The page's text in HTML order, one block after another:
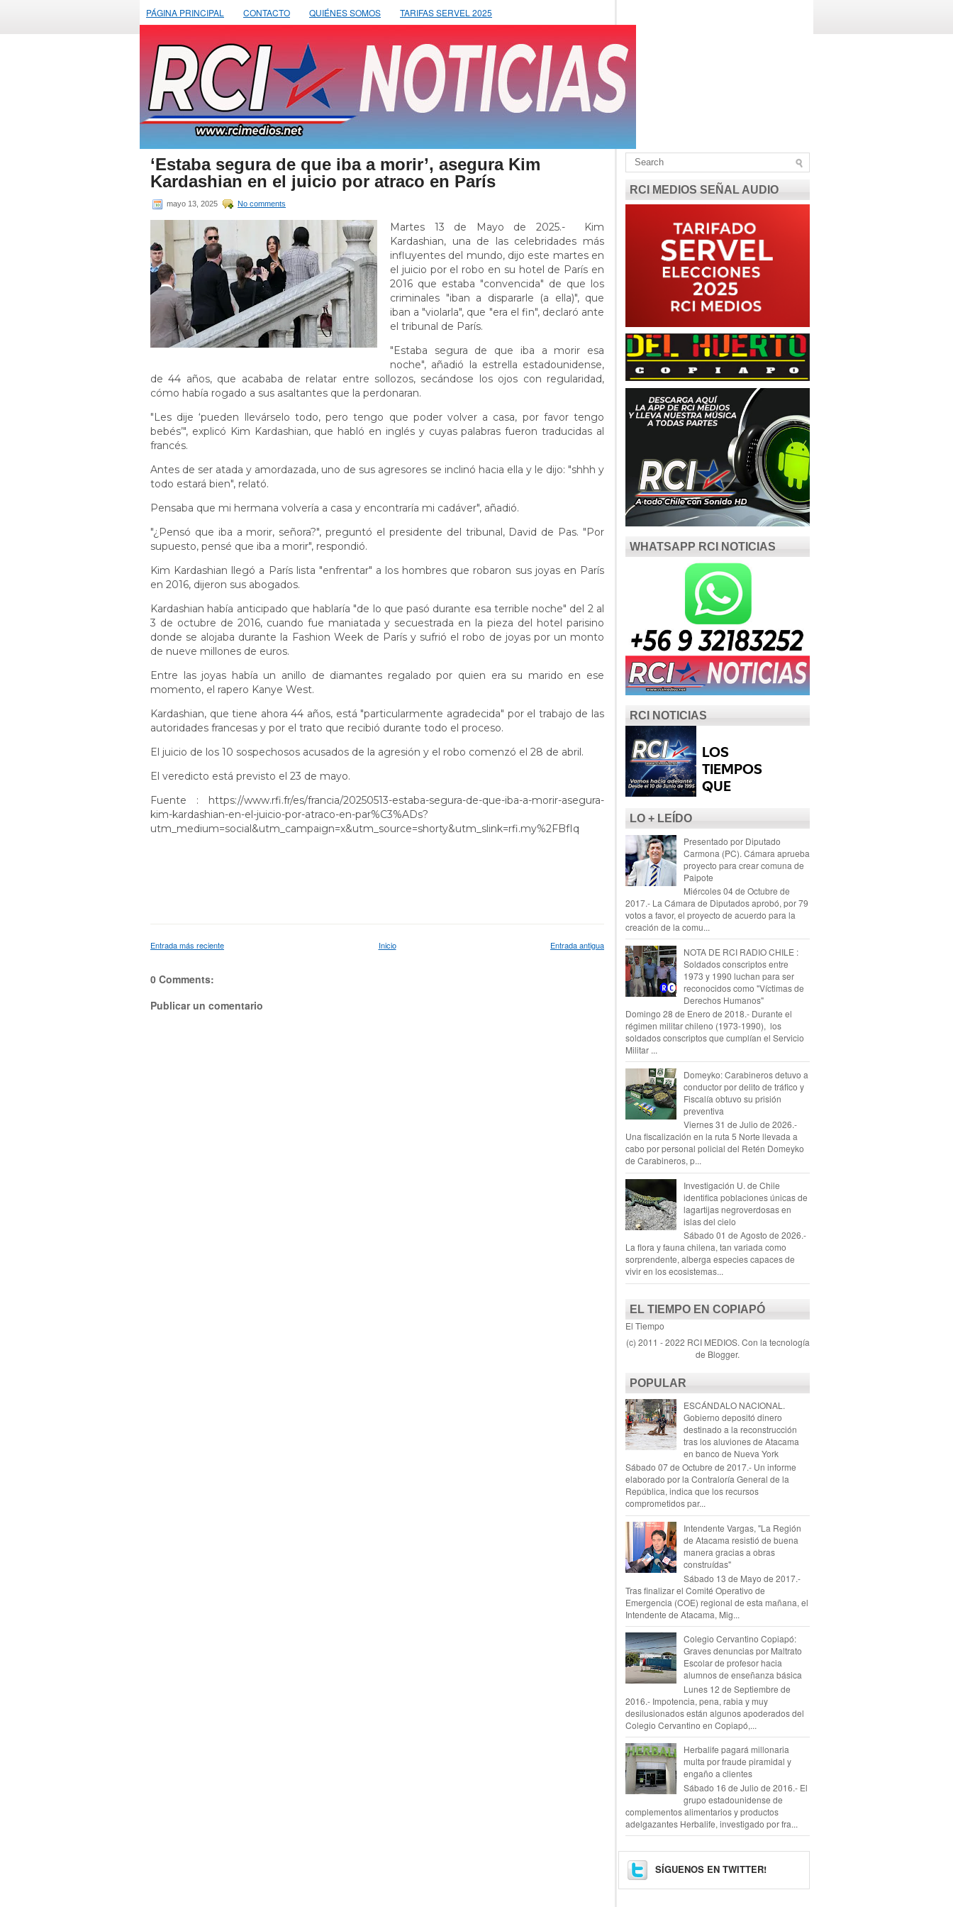
PÁGINA PRINCIPAL CONTACTO QUIÉNES SOMOS TARIFAS SERVEL 2025
‘Estaba segura de que iba a morir’, asegura Kim
Kardashian en el juicio por atraco en París
mayo 13, 2025 No comments
Martes 13 de Mayo de 2025.- Kim
Kardashian, una de las celebridades más
influyentes del mundo, dijo este martes en
el juicio por el robo en su hotel de París en
2016 que estaba "convencida" de que los
criminales "iban a dispararle (a ella)", que
iban a "violarla", que "era el fin", declaró ante
el tribunal de París.
"Estaba segura de que iba a morir esa
noche", añadió la estrella estadounidense,
de 44 años, que acababa de relatar entre sollozos, secándose los ojos con regularidad,
cómo había rogado a sus asaltantes que la perdonaran.
"Les dije ‘pueden llevárselo todo, pero tengo que poder volver a casa, por favor tengo
bebés’", explicó Kim Kardashian, que habló en inglés y cuyas palabras fueron traducidas al
francés.
Antes de ser atada y amordazada, uno de sus agresores se inclinó hacia ella y le dijo: "shhh y
todo estará bien", relató.
Pensaba que mi hermana volvería a casa y encontraría mi cadáver", añadió.
"¿Pensó que iba a morir, señora?", preguntó el presidente del tribunal, David de Pas. "Por
supuesto, pensé que iba a morir", respondió.
Kim Kardashian llegó a París lista "enfrentar" a los hombres que robaron sus joyas en París
en 2016, dijeron sus abogados.
Kardashian había anticipado que hablaría "de lo que pasó durante esa terrible noche" del 2 al
3 de octubre de 2016, cuando fue maniatada y secuestrada en la pieza del hotel parisino
donde se alojaba durante la Fashion Week de París y sufrió el robo de joyas por un monto
de nueve millones de euros.
Entre las joyas había un anillo de diamantes regalado por quien era su marido en ese
momento, el rapero Kanye West.
Kardashian, que tiene ahora 44 años, está "particularmente agradecida" por el trabajo de las
autoridades francesas y por el trato que recibió durante todo el proceso.
El juicio de los 10 sospechosos acusados de la agresión y el robo comenzó el 28 de abril.
El veredicto está previsto el 23 de mayo.
Fuente : https://www.rfi.fr/es/francia/20250513-estaba-segura-de-que-iba-a-morir-asegura-
kim-kardashian-en-el-juicio-por-atraco-en-par%C3%ADs?
utm_medium=social&utm_campaign=x&utm_source=shorty&utm_slink=rfi.my%2FBfIq
Entrada más reciente Entrada antigua
Inicio
0 Comments:
Publicar un comentario
RCI MEDIOS SEÑAL AUDIO
WHATSAPP RCI NOTICIAS
RCI NOTICIAS
LO + LEÍDO
Presentado por Diputado
Carmona (PC). Cámara aprueba
proyecto para crear comuna de
Paipote
Miércoles 04 de Octubre de
2017.- La Cámara de Diputados aprobó, por 79
votos a favor, el proyecto de acuerdo para la
creación de la comu...
NOTA DE RCI RADIO CHILE :
Soldados conscriptos entre
1973 y 1990 luchan para ser
reconocidos como "Víctimas de
Derechos Humanos"
Domingo 28 de Enero de 2018.- Durante el
régimen militar chileno (1973-1990), los
soldados conscriptos que cumplían el Servicio
Militar ...
Domeyko: Carabineros detuvo a
conductor por delito de tráfico y
Fiscalía obtuvo su prisión
preventiva
Viernes 31 de Julio de 2026.-
Una fiscalización en la ruta 5 Norte llevada a
cabo por personal policial del Retén Domeyko
de Carabineros, p...
Investigación U. de Chile
identifica poblaciones únicas de
lagartijas negroverdosas en
islas del cielo
Sábado 01 de Agosto de 2026.-
La flora y fauna chilena, tan variada como
sorprendente, alberga especies capaces de
vivir en los ecosistemas...
EL TIEMPO EN COPIAPÓ
El Tiempo
(c) 2011 - 2022 RCI MEDIOS. Con la tecnología
de Blogger.
POPULAR
ESCÁNDALO NACIONAL.
Gobierno depositó dinero
destinado a la reconstrucción
tras los aluviones de Atacama
en banco de Nueva York
Sábado 07 de Octubre de 2017.- Un informe
elaborado por la Contraloría General de la
República, indica que los recursos
comprometidos par...
Intendente Vargas, "La Región
de Atacama resistió de buena
manera gracias a obras
construídas"
Sábado 13 de Mayo de 2017.-
Tras finalizar el Comité Operativo de
Emergencia (COE) regional de esta mañana, el
Intendente de Atacama, Mig...
Colegio Cervantino Copiapó:
Graves denuncias por Maltrato
Escolar de profesor hacia
alumnos de enseñanza básica
Lunes 12 de Septiembre de
2016.- Impotencia, pena, rabia y muy
desilusionados están algunos apoderados del
Colegio Cervantino en Copiapó,...
Herbalife pagará millonaria
multa por fraude piramidal y
engaño a clientes
Sábado 16 de Julio de 2016.- El
grupo estadounidense de
complementos alimentarios y productos
adelgazantes Herbalife, investigado por fra...
SÍGUENOS EN TWITTER!